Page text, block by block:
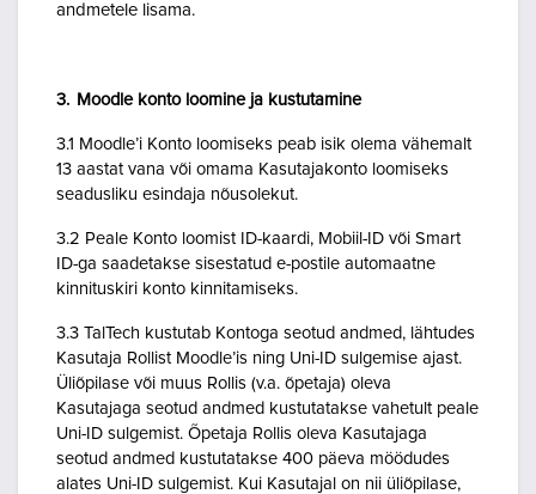
andmetele lisama.
3. Moodle konto loomine ja kustutamine
3.1 Moodle’i Konto loomiseks peab isik olema vähemalt
13 aastat vana või omama Kasutajakonto loomiseks
seadusliku esindaja nõusolekut.
3.2 Peale Konto loomist ID-kaardi, Mobiil-ID või Smart
ID-ga saadetakse sisestatud e-postile automaatne
kinnituskiri konto kinnitamiseks.
3.3 TalTech kustutab Kontoga seotud andmed, lähtudes
Kasutaja Rollist Moodle’is ning Uni-ID sulgemise ajast.
Üliõpilase või muus Rollis (v.a. õpetaja) oleva
Kasutajaga seotud andmed kustutatakse vahetult peale
Uni-ID sulgemist. Õpetaja Rollis oleva Kasutajaga
seotud andmed kustutatakse 400 päeva möödudes
alates Uni-ID sulgemist. Kui Kasutajal on nii üliõpilase,